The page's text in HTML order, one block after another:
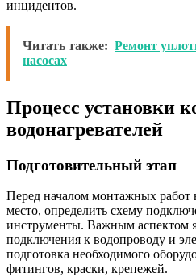
инцидентов.
Читать также: Ремонт
насосах
Процесс установки
водонагревателей
Подготовительный этап
Перед началом монтажных работ
место, определить схему
инструменты. Важным аспектом
подключения к водопроводу и
подготовка необходимого
фитингов, краски, крепежей.